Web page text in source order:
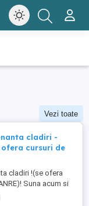
Vezi toate
cladiri -
ofera cursuri de
cladiri !(se ofera
Suna acum si
+40 729 800 165